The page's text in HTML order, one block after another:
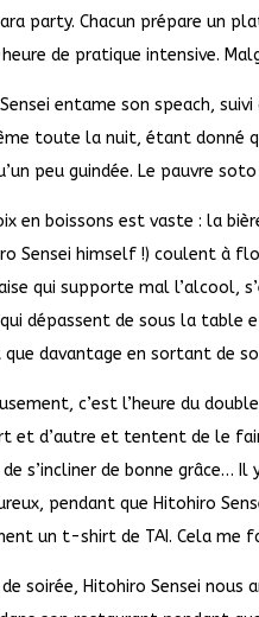
party. Chacun prépare un
de pratique intensive.
entame son speach,
toute la nuit, étant donné
peu guindée. Le pauvre
en boissons est vaste : la
Sensei himself !) coulent à
qui supporte mal l’alcool,
dépassent de sous la table
que davantage en sortant de
c’est l’heure du
et d’autre et tentent de le
s’incliner de bonne grâce… Il
pendant que Hitohiro
un t-shirt de TAI. Cela me
de soirée, Hitohiro Sensei